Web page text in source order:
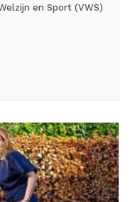
en Sport (VWS)